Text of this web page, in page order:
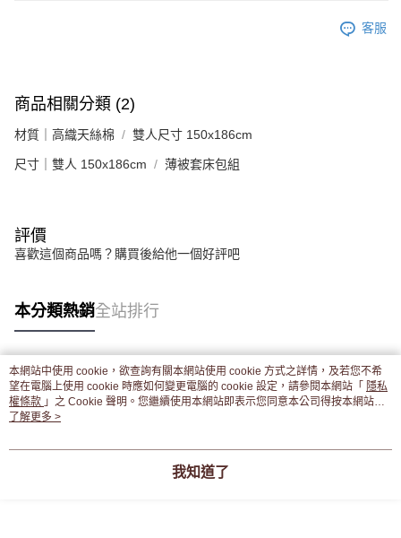
客服
商品相關分類 (2)
材質｜高織天絲棉 雙人尺寸 150x186cm
尺寸｜雙人 150x186cm 薄被套床包組
評價
喜歡這個商品嗎？購買後給他一個好評吧
本分類熱銷全站排行
熱門標籤
本網站中使用 cookie，欲查詢有關本網站使用 cookie 方式之詳情，及若您不希
望在電腦上使用 cookie 時應如何變更電腦的 cookie 設定，請參閱本網站「 隱私
權條款 」之 Cookie 聲明。您繼續使用本網站即表示您同意本公司得按本網站使
用條款之 Cookie 聲明使用 cookie。
了解更多 >
我知道了